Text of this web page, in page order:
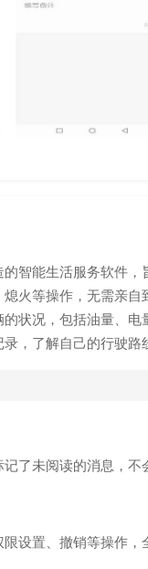
智能生活服务软件
火等操作，无需亲
状况，包括油量、
，了解自己的行驶路
了未阅读的消息，不
设置、撤销等操作，